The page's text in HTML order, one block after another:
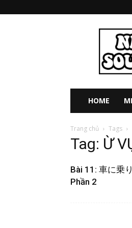
Học
nhật
online
miễn
phí
N5-
N2-
N1
HOME
Trang chủ Tags
Tag: Ừ
Bài 11: 車に乗
Phần 2